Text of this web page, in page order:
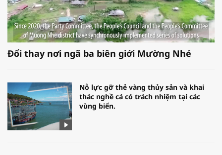
Đổi thay nơi ngã ba biên giới Mường Nhé
Nỗ lực gỡ thẻ vàng thủy sản và khai
thác nghề cá có trách nhiệm tại các
vùng biển.